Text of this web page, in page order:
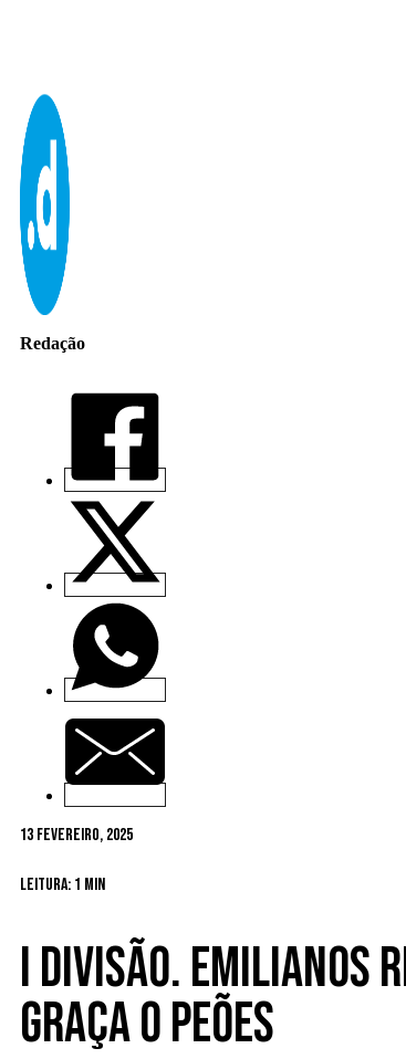
Redação
13 Fevereiro, 2025
Leitura: 1 min
I Divisão. Emilianos
Graça o Peões